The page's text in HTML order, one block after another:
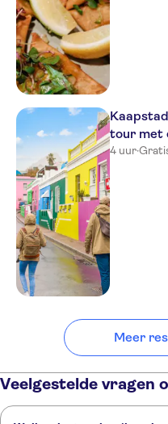
tour met
4 uur·
Meer
Veelgestelde vragen